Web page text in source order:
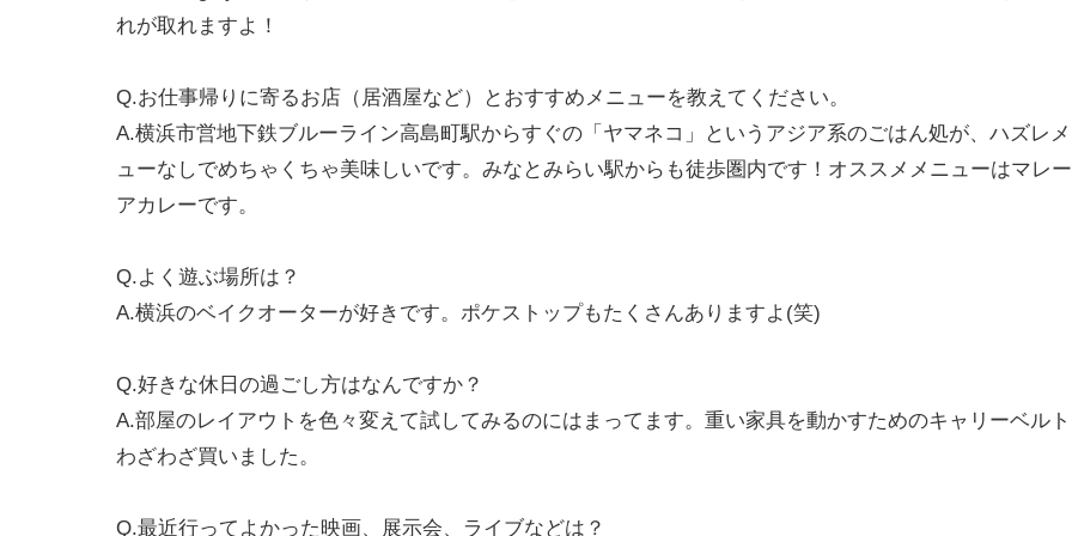
れが取れますよ！
Q.お仕事帰りに寄るお店（居酒屋など）とおすすめメニューを教えてください。
A.横浜市営地下鉄ブルーライン高島町駅からすぐの「ヤマネコ」というアジア系のごはん処が、ハズレ
ューなしでめちゃくちゃ美味しいです。みなとみらい駅からも徒歩圏内です！オススメメニューはマレ
アカレーです。
Q.よく遊ぶ場所は？
A.横浜のベイクオーターが好きです。ポケストップもたくさんありますよ(笑)
Q.好きな休日の過ごし方はなんですか？
A.部屋のレイアウトを色々変えて試してみるのにはまってます。重い家具を動かすためのキャリーベル
わざわざ買いました。
Q.最近行ってよかった映画、展示会、ライブなどは？